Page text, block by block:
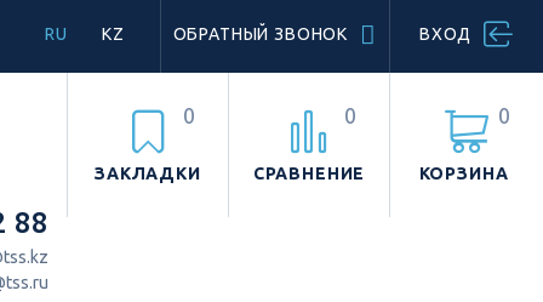
ВХОД
ОБРАТНЫЙ ЗВОНОК
RU KZ
КОРЗИНА
0
ЗАКЛАДКИ
0
СРАВНЕНИЕ
0
88